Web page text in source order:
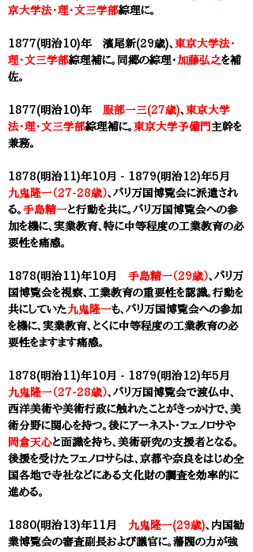
京大学法・理・文三学部綜理に。
1877(明治10)年 濱尾新(29歳)、 東京大学法・
理・文三学部綜理補に。同郷の綜理・加藤弘之を補
佐。
1877(明治10)年 服部一三(27歳)、 東京大学
法・理・文三学部綜理補に。 東京大学予備門 主幹を
兼務。
1878(明治11)年10月 - 1879(明治12)年5月
九鬼隆一（27-28歳）、パリ万国博覧会に派遣され
る。 手島精一と行動を共に。パリ万国博覧会への参
加を機に、実業教育、特に中等程度の工業教育の必
要性を痛感。​
1878(明治11)年10月 手島精一（29歳）、パリ万
国博覧会を視察、工業教育の重要性を認識。行動を
共にしていた 九鬼隆一も、パリ万国博覧会への参加
を機に、実業教育、とくに中等程度の工業教育の必
要性をますます痛感。​
1878(明治11)年10月 - 1879(明治12)年5月
九鬼隆一（27-28歳）、パリ万国博覧会で渡仏中、
西洋美術や美術行政に触れたことがきっかけで、美
術分野に関心を持つ。後にアーネスト・フェノロサや
岡倉天心と面識を持ち、美術研究の支援者となる。
後援を受けたフェノロサらは、京都や奈良をはじめ全
国各地で寺社などにある文化財の調査を効率的に
進める。
1880(明治13)年11月 九鬼隆一(29歳)、内国勧
業博覧会の審査副長および議官に。藩閥の力が強